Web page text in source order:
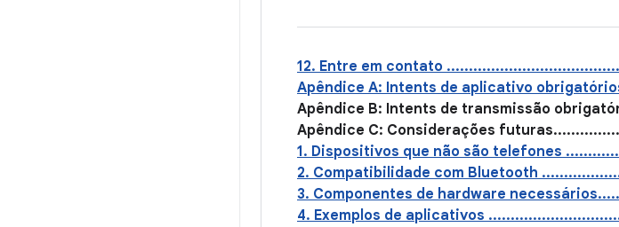
12. Entre em contato
Apêndice A: Intents de aplicativo
Apêndice B: Intents de transmissão
Apêndice C: Considerações
1. Dispositivos que não são telefones
2. Compatibilidade com Bluetooth
3. Componentes de hardware
4. Exemplos de aplicativos